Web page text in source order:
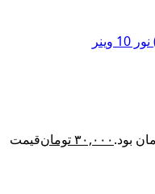
۳۰,۰۰۰تومانقیمت